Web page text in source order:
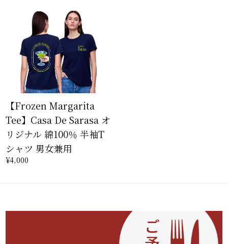
【Frozen Margarita
Tee】Casa De Sarasa オ
リジナル 綿100％ 半袖T
シャツ 男女兼用
¥4,000